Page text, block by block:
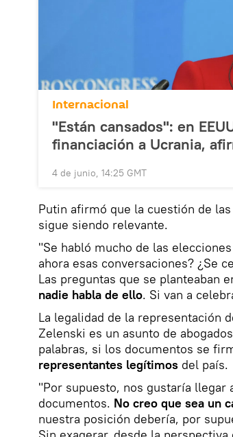
Internacional
"Están cansados": en
financiación a Ucrania,
4 de junio, 14:25 GMT
Putin afirmó que la cuestión de
sigue siendo relevante.
"Se habló mucho de las
ahora esas conversaciones? ¿Se
Las preguntas que se planteaban
nadie habla de ello. Si van a
La legalidad de la representación
Zelenski es un asunto de
palabras, si los documentos se
representantes legítimos del país.
"Por supuesto, nos gustaría llegar
documentos. No creo que sea un
nuestra posición debería, por